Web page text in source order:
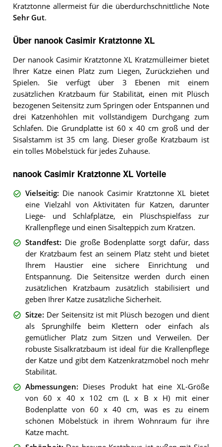
Kratztonne allermeist für die überdurchschnittliche Note
Sehr Gut.
Über nanook Casimir Kratztonne XL
Der nanook Casimir Kratztonne XL Kratzmülleimer bietet
Ihrer Katze einen Platz zum Liegen, Zurückziehen und
Spielen. Sie verfügt über 3 Ebenen mit einem
zusätzlichen Kratzbaum für Stabilität, einen mit Plüsch
bezogenen Seitensitz zum Springen oder Entspannen und
drei Katzenhöhlen mit vollständigem Durchgang zum
Schlafen. Die Grundplatte ist 60 x 40 cm groß und der
Sisalstamm ist 35 cm lang. Dieser große Kratzbaum ist
ein tolles Möbelstück für jedes Zuhause.
nanook Casimir Kratztonne XL Vorteile
Vielseitig: Die nanook Casimir Kratztonne XL bietet
eine Vielzahl von Aktivitäten für Katzen, darunter
Liege- und Schlafplätze, ein Plüschspielfass zur
Krallenpflege und einen Sisalteppich zum Kratzen.
Standfest: Die große Bodenplatte sorgt dafür, dass
der Kratzbaum fest an seinem Platz steht und bietet
Ihrem Haustier eine sichere Einrichtung und
Entspannung. Die Seitensitze werden durch einen
zusätzlichen Kratzbaum zusätzlich stabilisiert und
geben Ihrer Katze zusätzliche Sicherheit.
Sitze: Der Seitensitz ist mit Plüsch bezogen und dient
als Sprunghilfe beim Klettern oder einfach als
gemütlicher Platz zum Sitzen und Verweilen. Der
robuste Sisalkratzbaum ist ideal für die Krallenpflege
der Katze und gibt dem Katzenkratzmöbel noch mehr
Stabilität.
Abmessungen: Dieses Produkt hat eine XL-Größe
von 60 x 40 x 102 cm (L x B x H) mit einer
Bodenplatte von 60 x 40 cm, was es zu einem
schönen Möbelstück in ihrem Wohnraum für ihre
Katze macht.